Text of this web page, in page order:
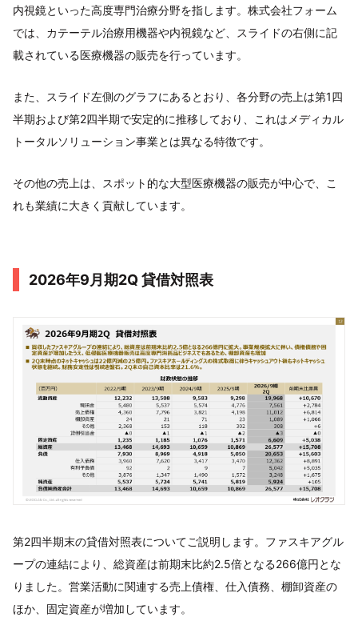
内視鏡といった高度専門治療分野を指します。株式会社フォーム
では、カテーテル治療用機器や内視鏡など、スライドの右側に記
載されている医療機器の販売を行っています。
また、スライド左側のグラフにあるとおり、各分野の売上は第1四
半期および第2四半期で安定的に推移しており、これはメディカル
トータルソリューション事業とは異なる特徴です。
その他の売上は、スポット的な大型医療機器の販売が中心で、こ
れも業績に大きく貢献しています。
2026年9月期2Q 貸借対照表
第2四半期末の貸借対照表についてご説明します。ファスキアグル
ープの連結により、総資産は前期末比約2.5倍となる266億円とな
りました。営業活動に関連する売上債権、仕入債務、棚卸資産の
ほか、固定資産が増加しています。